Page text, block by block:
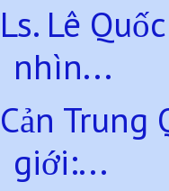
Ls. Lê
nhìn...
Cản
giới:...